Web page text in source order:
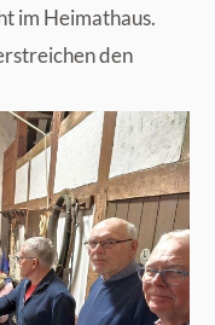
im Heimathaus.
den